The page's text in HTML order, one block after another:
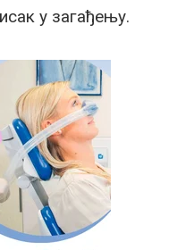
у загађењу.